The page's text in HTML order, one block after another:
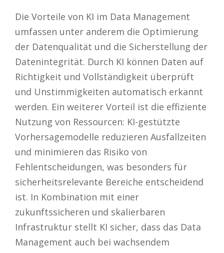
Die Vorteile von KI im Data Management
umfassen unter anderem die Optimierung
der Datenqualität und die Sicherstellung der
Datenintegrität. Durch KI können Daten auf
Richtigkeit und Vollständigkeit überprüft
und Unstimmigkeiten automatisch erkannt
werden. Ein weiterer Vorteil ist die effiziente
Nutzung von Ressourcen: KI-gestützte
Vorhersagemodelle reduzieren Ausfallzeiten
und minimieren das Risiko von
Fehlentscheidungen, was besonders für
sicherheitsrelevante Bereiche entscheidend
ist. In Kombination mit einer
zukunftssicheren und skalierbaren
Infrastruktur stellt KI sicher, dass das Data
Management auch bei wachsendem